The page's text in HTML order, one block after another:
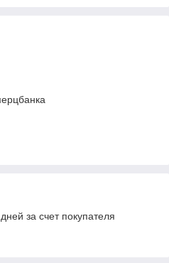
за счет покупателя